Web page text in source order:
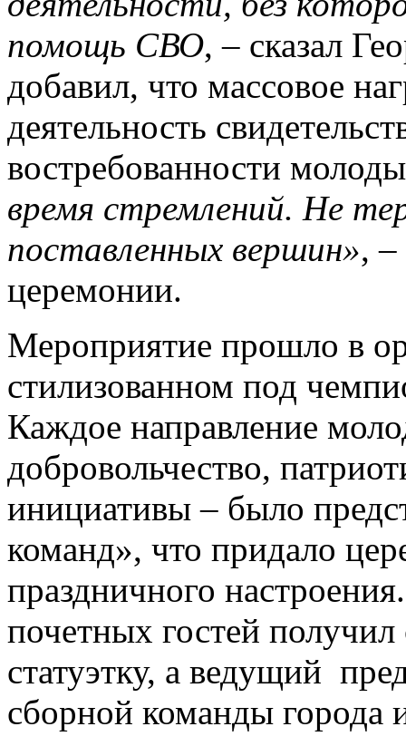
помощь СВО, – сказал
добавил, что массовое
деятельность
востребованности
время стремлений. Не
поставленных вершин», –
церемонии.
Мероприятие прошло в
стилизованном под
Каждое направление
добровольчество,
инициативы – было
команд», что придало
праздничного
почетных гостей
статуэтку, а ведущий
сборной команды города